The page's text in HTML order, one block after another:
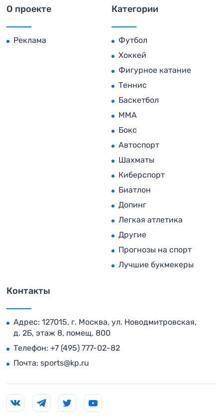
О проекте
Реклама
Категории
Футбол
Хоккей
Фигурное катание
Теннис
Баскетбол
MMA
Бокс
Автоспорт
Шахматы
Киберспорт
Биатлон
Допинг
Легкая атлетика
Другие
Прогнозы на спорт
Лучшие букмекеры
Контакты
Адрес: 127015, г. Москва, ул. Новодмитровская,
д. 2Б, этаж 8, помещ. 800
Телефон: +7 (495) 777-02-82
Почта: sports@kp.ru